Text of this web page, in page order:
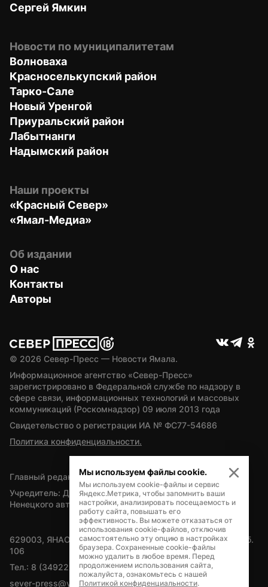
Сергей Ямкин
Новости по муниципалитетам
Волноваха
Красноселькупский район
Тарко-Сале
Новый Уренгой
Приуральский район
Лабытнанги
Надымский район
Наши проекты
«Красный Север»
«Ямал-Медиа»
Об издании
О нас
Контакты
Авторы
© 2026 Север-Пресс — Новости Ямала.
Информационное агентство «Север-Пресс»
зарегистрировано в Федеральной службе по надзору в
сфере связи, информационных технологий и массовых
коммуникаций (Роскомнадзор) 09 июля 2013 года
Свидетельство о регистрации ИА № ФС77-54686
Политика конфиденциальности.
Главный редактор — А.Л. Поздеев
Учредитель: Департамент внутренней политики Ямало-
Ненецкого автономного округа
629003, ЯНАО, Салехард, мкр. Богдана Кнунянца, д.1, каб.
106
Тел.: 8 (34922) 71262
sever-press@yamal-media.ru
Мы используем файлы cookie.
Мы используем cookie-файлы и сервис
Яндекс.Метрика, чтобы запомнить ваши
настройки, анализировать посещаемость и
работу сайта, повышать его
эффективность. Вы можете отказаться от
использования cookie-файлов, отключив
самостоятельно эту опцию в настройках
браузера. Сохраненные cookie-файлы
можно удалить в любое время. Перед
продолжением использования сайта,
пожалуйста, ознакомьтесь с нашей
Политикой конфиденциальности.